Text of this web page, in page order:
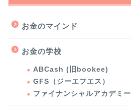
お金のマインド
お金の学校
ABCash (旧bookee)
GFS（ジーエフエス）
ファイナンシャルアカデミー